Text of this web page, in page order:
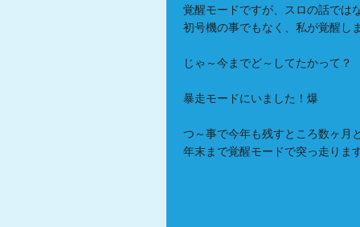
覚醒モードですが、スロの話ではな
初号機の事でもなく、私が覚醒し
じゃ～今までど～してたかって？
暴走モードにいました！爆
つ～事で今年も残すところ数ヶ月
年末まで覚醒モードで突っ走りま